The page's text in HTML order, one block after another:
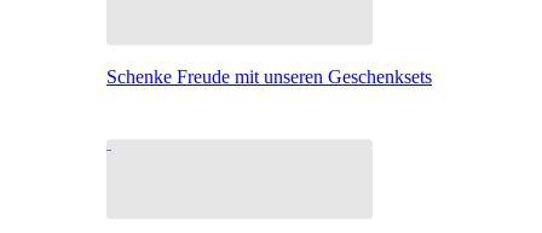
Schenke Freude mit unseren Geschenksets